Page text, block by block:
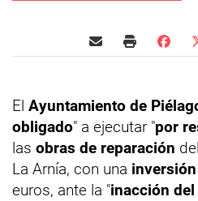
El Ayuntamiento de
obligado" a ejecutar "por
las obras de reparación
La Arnía, con una
euros, ante la "inacción